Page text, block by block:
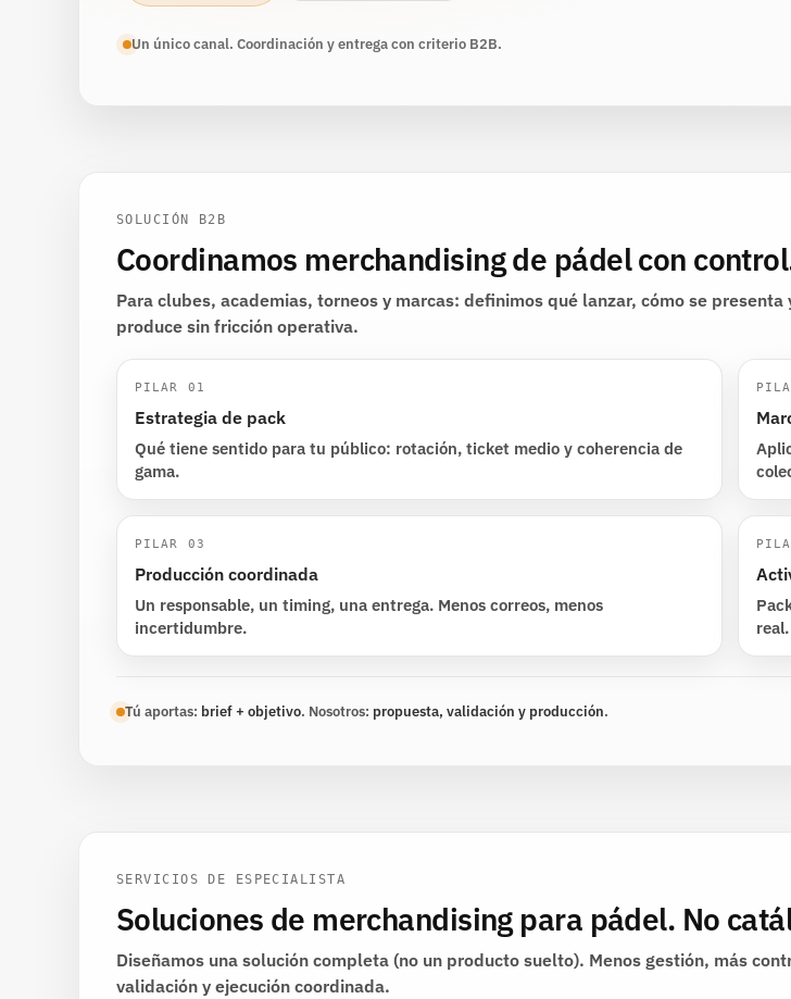
Un único canal. Coordinación y entrega con criterio B2B.
SOLUCIÓN B2B
Coordinamos merchandising de pádel con
Para clubes, academias, torneos y marcas: definimos qué lanzar, cómo se presenta
produce sin fricción operativa.
PILAR 01
Estrategia de pack
Qué tiene sentido para tu público: rotación, ticket medio y coherencia de
gama.
PILAR 03
Producción coordinada
Un responsable, un timing, una entrega. Menos correos, menos
incertidumbre.
real.
Tú aportas: brief + objetivo. Nosotros: propuesta, validación y producción.
SERVICIOS DE ESPECIALISTA
Soluciones de merchandising para pádel. No
Diseñamos una solución completa (no un producto suelto). Menos gestión, más
validación y ejecución coordinada.